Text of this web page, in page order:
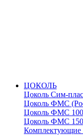
ЦОКОЛЬ
Цоколь Сим-
Цоколь ФМС
Цоколь ФМС
Цоколь ФМС